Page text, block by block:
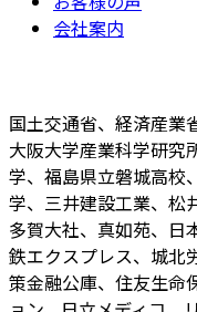
会社案内
国土交通省、経済産業
大阪大学産業科学研究
学、福島県立磐城高校
学、三井建設工業、松
多賀大社、真如苑、日
鉄エクスプレス、城北
策金融公庫、住友生命